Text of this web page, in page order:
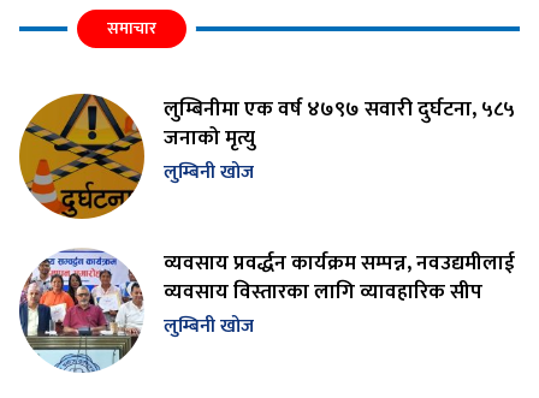
समाचार
लुम्बिनीमा एक वर्ष ४७९७ सवारी दुर्घटना, ५८५
जनाको मृत्यु
लुम्बिनी खोज
व्यवसाय प्रवर्द्धन कार्यक्रम सम्पन्न, नवउद्यमीलाई
व्यवसाय विस्तारका लागि व्यावहारिक सीप
लुम्बिनी खोज